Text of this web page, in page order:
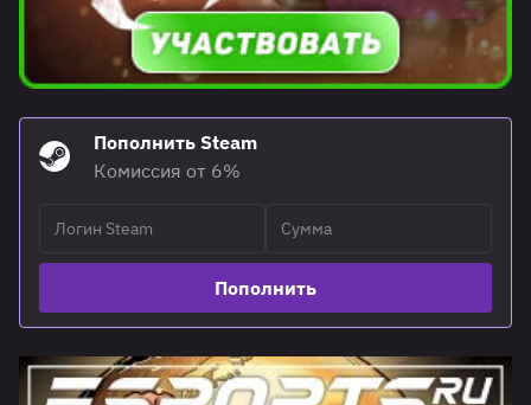
Пополнить Steam
Комиссия от 6%
Пополнить